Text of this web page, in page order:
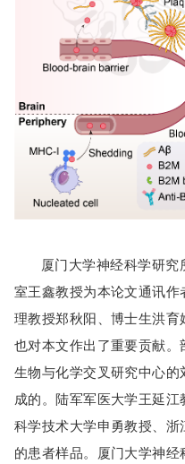
厦门大学神经科学研
室王鑫教授为本论文通讯
理教授郑秋阳、博士生洪
也对本文作出了重要贡献
生物与化学交叉研究中心
成的。陆军军医大学王延
科学技术大学申勇教授、
的患者样品。厦门大学神